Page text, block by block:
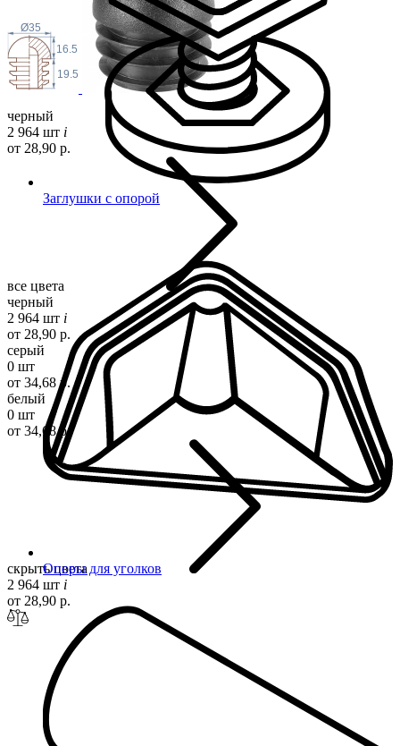
Заглушки с опорой
Опоры для уголков
19.5
16.5
Ø35
черный
2 964 шт i
от 28,90 р.
все цвета
черный
2 964 шт i
от 28,90 р.
серый
0 шт
от 34,68 р.
белый
0 шт
от 34,68 р.
скрыть цвета
2 964 шт i
от 28,90 р.